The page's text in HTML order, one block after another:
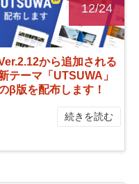
12/24
から追加される
テーマ「UTSUWA」
β版を配布します！
続きを読む